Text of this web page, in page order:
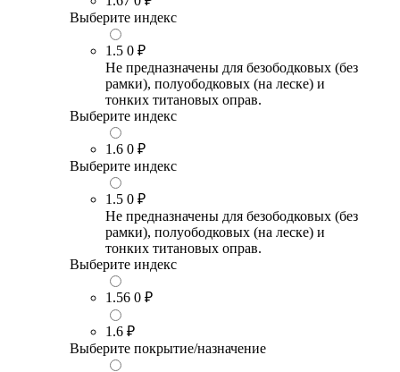
Выберите индекс
1.5 0 ₽
Не предназначены для безободковых (без
рамки), полуободковых (на леске) и
тонких титановых оправ.
Выберите индекс
1.6 0 ₽
Выберите индекс
1.5 0 ₽
Не предназначены для безободковых (без
рамки), полуободковых (на леске) и
тонких титановых оправ.
Выберите индекс
1.56 0 ₽
1.6 ₽
Выберите покрытие/назначение